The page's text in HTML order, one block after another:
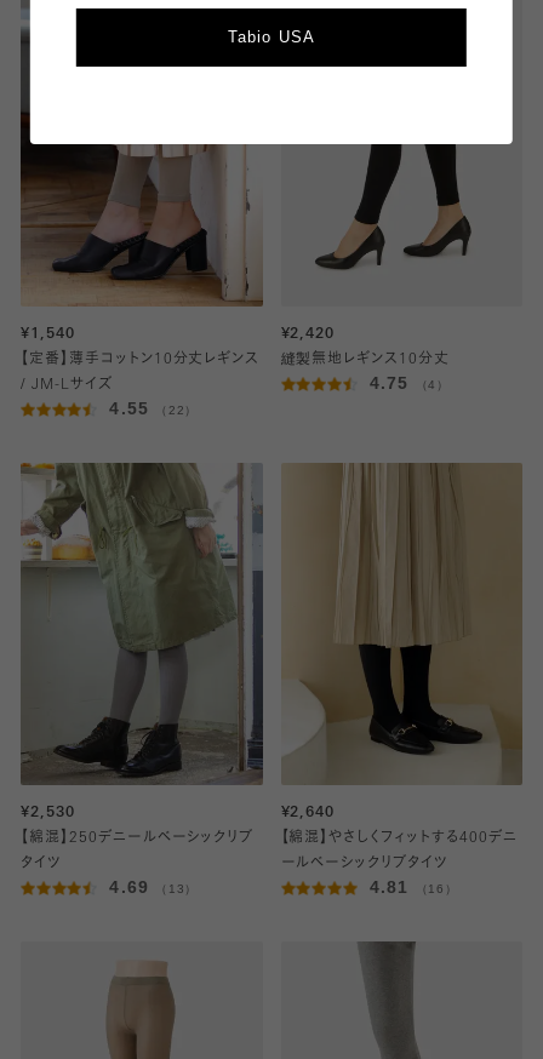
¥1,540
【定番】薄手コットン10分丈レギンス
/ JM-Lサイズ
4.55 （22）
¥2,420
縫製無地レギンス10分丈
4.75 （4）
¥2,530
【綿混】250デニールベーシックリブ
タイツ
4.69 （13）
¥2,640
【綿混】やさしくフィットする400デニ
ールベーシックリブタイツ
4.81 （16）
Tabio USA